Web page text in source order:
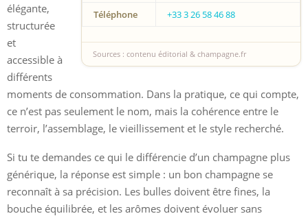
Téléphone
+33 3 26 58 46 88
Sources : contenu éditorial & champagne.fr
élégante,
structurée
et
accessible à
différents
moments de consommation. Dans la pratique, ce qui compte,
ce n’est pas seulement le nom, mais la cohérence entre le
terroir, l’assemblage, le vieillissement et le style recherché.
Si tu te demandes ce qui le différencie d’un champagne plus
générique, la réponse est simple : un bon champagne se
reconnaît à sa précision. Les bulles doivent être fines, la
bouche équilibrée, et les arômes doivent évoluer sans